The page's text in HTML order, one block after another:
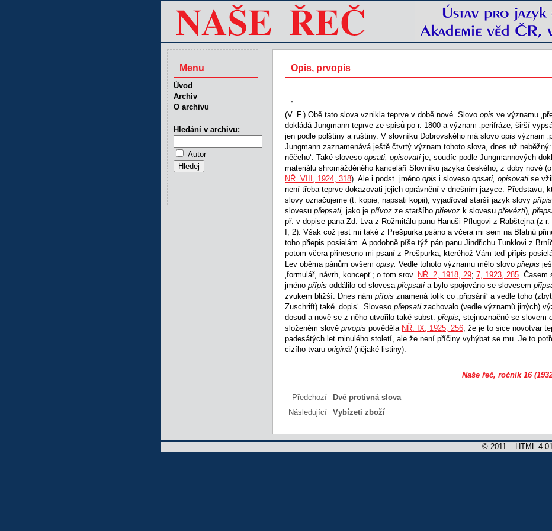
Opis, prvopis
-
(V. F.) Obě tato slova vznikla teprve v době nové. Slovo opis ve významu
dokládá Jungmann teprve ze spisů po r. 1800 a význam ‚perifráze, širší
jen podle polštiny a ruštiny. V slovníku Dobrovského má slovo opis význam
Jungmann zaznamenává ještě čtvrtý význam tohoto slova, dnes už neběžný:
něčeho‘. Také sloveso opsati, opisovati je, soudíc podle Jungmannových
materiálu shromážděného kanceláří Slovníku jazyka českého, z doby nové
NŘ. VIII, 1924, 318). Ale i podst. jméno opis i sloveso opsati, opisovati se
není třeba teprve dokazovati jejich oprávnění v dnešním jazyce. Představu,
slovy označujeme (t. kopie, napsati kopii), vyjadřoval starší jazyk slovy přípis
slovesu přepsati, jako je přívoz ze staršího přievoz k slovesu převézti),
př. v dopise pana Zd. Lva z Rožmitálu panu Hanuši Pflugovi z Rabštejna (z
I, 2): Však což jest mi také z Prešpurka psáno a včera mi sem na Blatnú
toho přiepis posielám. A podobně píše týž pán panu Jindřichu Tunklovi z
potom včera přineseno mi psaní z Prešpurka, kteréhož Vám teď přípis
Lev oběma pánům ovšem opisy. Vedle tohoto významu mělo slovo přiepis
‚formulář, návrh, koncept‘; o tom srov. NŘ. 2, 1918, 29; 7, 1923, 285. Časem
jméno přípis oddálilo od slovesa přepsati a bylo spojováno se slovesem
zvukem bližší. Dnes nám přípis znamená tolik co ‚připsání‘ a vedle toho
Zuschrift) také ‚dopis‘. Sloveso přepsati zachovalo (vedle významů jiných)
dosud a nově se z něho utvořilo také subst. přepis, stejnoznačné se slovem
složeném slově prvopis pověděla NŘ. IX, 1925, 256, že je to sice novotvar
padesátých let minulého století, ale že není příčiny vyhýbat se mu. Je to
cizího tvaru originál (nějaké listiny).
Naše řeč, ročník 16
Předchozí
Dvě protivná slova
Následující
Vybízeti zboží
Menu
Úvod
Archiv
O archivu
Hledání v archivu:
Autor
© 2011 – HTML